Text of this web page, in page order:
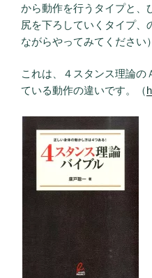
から動作を行うタイプと、
尻を下ろしていくタイプ、
ながらやってみてください）
これは、４スタンス理論の
ている動作の違いです。（